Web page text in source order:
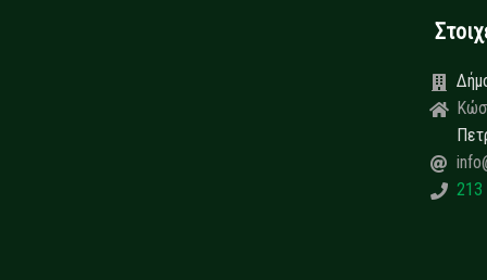
213